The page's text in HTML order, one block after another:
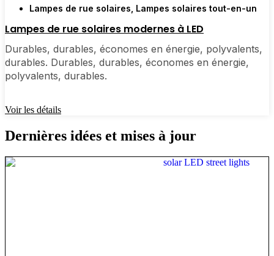
Lampes de rue solaires Lampes solaires tout-en-un
Lampes de rue solaires modernes à LED
Durables, durables, économes en énergie, polyvalents,
durables. Durables, durables, économes en énergie,
polyvalents, durables.
Voir les détails
Dernières idées et mises à jour